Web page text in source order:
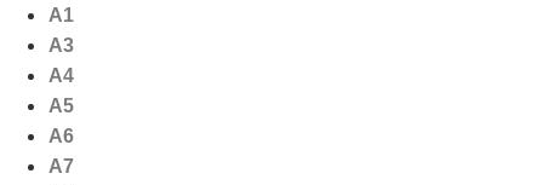
naar
inhoud
A1
A3
A4
A5
A6
A7